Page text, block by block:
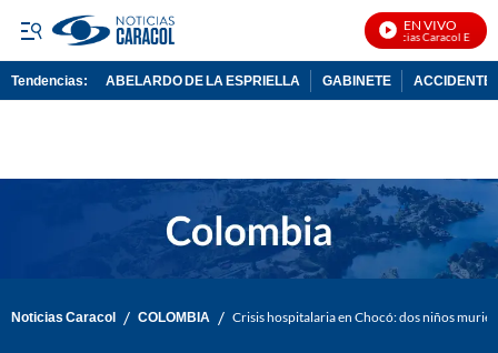
EN VIVO
Noticias Caracol En Vivo
Tendencias: ABELARDO DE LA ESPRIELLA GABINETE ACCIDENTE
Noticias Caracol / COLOMBIA / Crisis hospitalaria en Chocó: dos niños